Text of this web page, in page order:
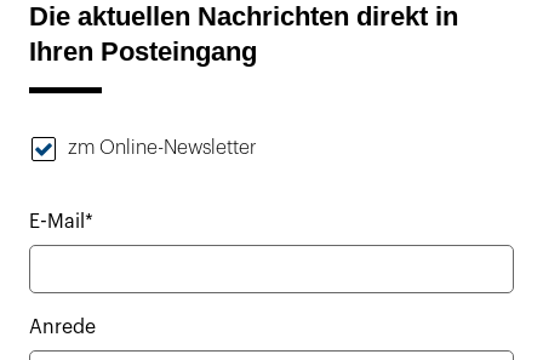
Die aktuellen Nachrichten direkt in
Ihren Posteingang
zm Online-Newsletter
E-Mail*
Anrede